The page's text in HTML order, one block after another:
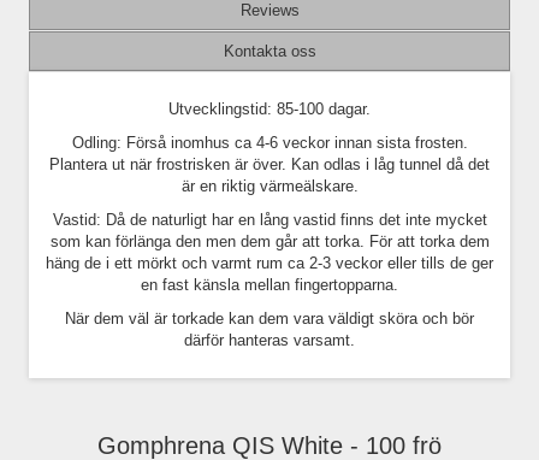
Reviews
Kontakta oss
Utvecklingstid: 85-100 dagar.
Odling: Förså inomhus ca 4-6 veckor innan sista frosten.
Plantera ut när frostrisken är över. Kan odlas i låg tunnel då det
är en riktig värmeälskare.
Vastid: Då de naturligt har en lång vastid finns det inte mycket
som kan förlänga den men dem går att torka. För att torka dem
häng de i ett mörkt och varmt rum ca 2-3 veckor eller tills de ger
en fast känsla mellan fingertopparna.
När dem väl är torkade kan dem vara väldigt sköra och bör
därför hanteras varsamt.
Gomphrena QIS White - 100 frö